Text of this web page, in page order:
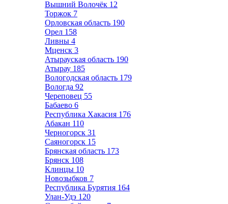
Вышний Волочёк 12
Торжок 7
Орловская область 190
Орел 158
Ливны 4
Мценск 3
Атырауская область 190
Атырау 185
Вологодская область 179
Вологда 92
Череповец 55
Бабаево 6
Республика Хакасия 176
Абакан 110
Черногорск 31
Саяногорск 15
Брянская область 173
Брянск 108
Клинцы 10
Новозыбков 7
Республика Бурятия 164
Улан-Удэ 120